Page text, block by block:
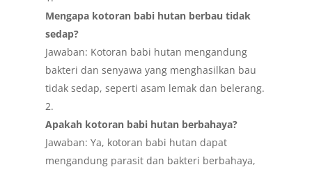
Mengapa kotoran babi hutan berbau tidak
sedap?
Jawaban: Kotoran babi hutan mengandung
bakteri dan senyawa yang menghasilkan bau
tidak sedap, seperti asam lemak dan belerang.
Apakah kotoran babi hutan berbahaya?
Jawaban: Ya, kotoran babi hutan dapat
mengandung parasit dan bakteri berbahaya,